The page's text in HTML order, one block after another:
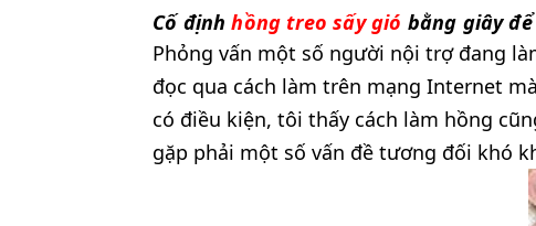
Cố định hồng treo sấy gió bằng giây
Phỏng vấn một số người nội trợ đang
đọc qua cách làm trên mạng Internet
có điều kiện, tôi thấy cách làm hồng
gặp phải một số vấn đề tương đối khó